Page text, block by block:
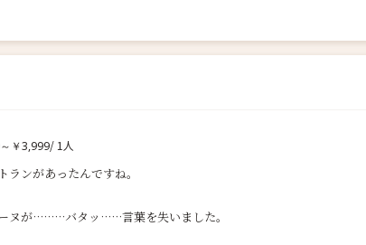
￥3,999/ 1人
ンがあったんですね。
ヌが………バタッ……言葉を失いました。